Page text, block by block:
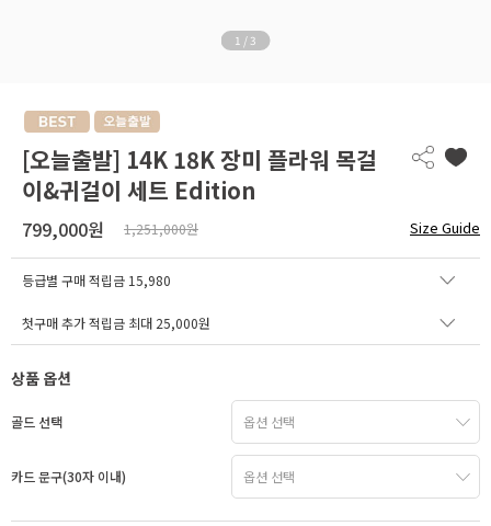
1 / 3
[오늘출발] 14K 18K 장미 플라워 목걸
이&귀걸이 세트 Edition
799,000원 1,251,000원 Size Guide
등급별 구매 적립금 15,980
첫구매 추가 적립금 최대 25,000원
상품 옵션
골드 선택
카드 문구(30자 이내)